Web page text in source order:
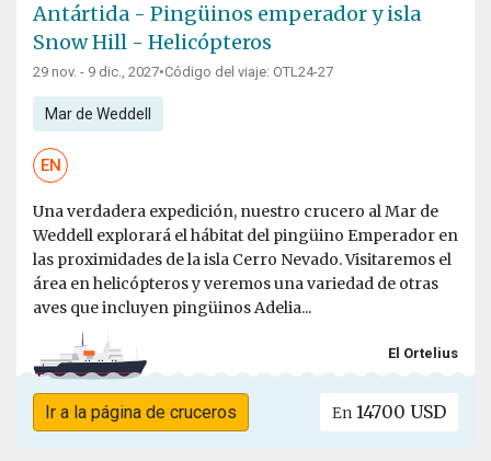
Antártida - Pingüinos emperador y isla
Snow Hill - Helicópteros
29 nov. - 9 dic., 2027•Código del viaje: OTL24-27
Mar de Weddell
EN
Una verdadera expedición, nuestro crucero al Mar de
Weddell explorará el hábitat del pingüino Emperador en
las proximidades de la isla Cerro Nevado. Visitaremos el
área en helicópteros y veremos una variedad de otras
aves que incluyen pingüinos Adelia...
El Ortelius
Ir a la página de cruceros En 14700 USD